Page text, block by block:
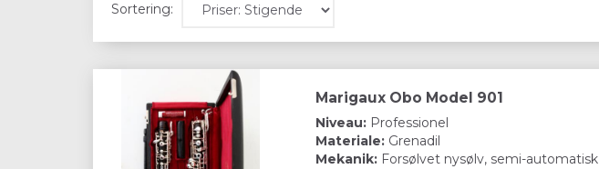
Sortering:
Marigaux Obo Model 901
Niveau:Professionel
Materiale:Grenadil
Mekanik:Forsølvet nysølv, semi-automatisk